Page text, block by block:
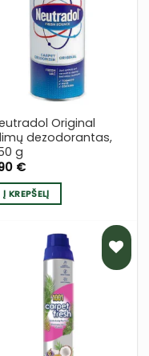
Original
dezodorantas,
g
€
Į KREPŠELĮ